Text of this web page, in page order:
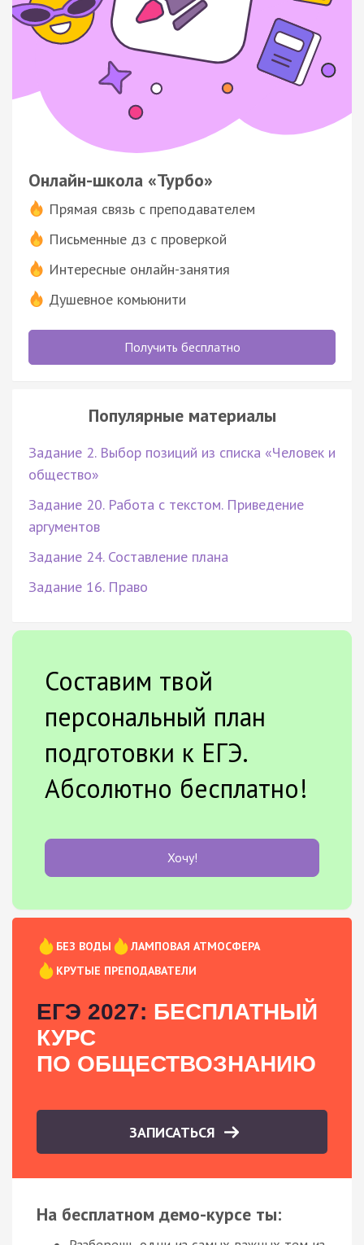
Онлайн-школа «Турбо»
Прямая связь с преподавателем
Письменные дз с проверкой
Интересные онлайн-занятия
Душевное комьюнити
Получить бесплатно
Популярные материалы
Задание 2. Выбор позиций из списка «Человек и
общество»
Задание 20. Работа с текстом. Приведение
аргументов
Задание 24. Составление плана
Задание 16. Право
Составим твой
персональный план
подготовки к ЕГЭ.
Абсолютно бесплатно!
Хочу!
БЕЗ ВОДЫ
ЛАМПОВАЯ АТМОСФЕРА
КРУТЫЕ ПРЕПОДАВАТЕЛИ
ЕГЭ 2027: БЕСПЛАТНЫЙ
КУРС
ПО ОБЩЕСТВОЗНАНИЮ
ЗАПИСАТЬСЯ
На бесплатном демо-курсе ты: